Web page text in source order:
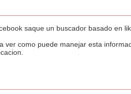
saque un buscador basado en
como puede manejar esta